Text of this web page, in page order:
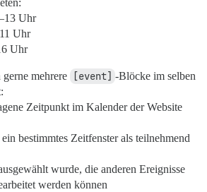
Uhr
Uhr
Uhr
mehrere [event] -Blöcke im selben
Zeitpunkt im Kalender der Website
bestimmtes Zeitfenster als teilnehmend
wurde, die anderen Ereignisse
werden können